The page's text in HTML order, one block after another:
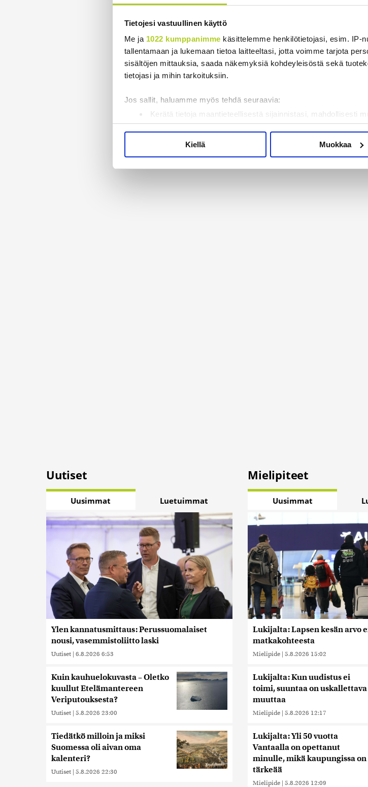
Tietojesi vastuullinen käyttö
Me ja 1022 kumppanimme käsittelemme henkilötietojasi, esim. IP-
tallentamaan ja lukemaan tietoa laitteeltasi, jotta voimme tarjota
sisältöjen mittauksia, saada näkemyksiä kohdeyleisöstä sekä
tietojasi ja mihin tarkoituksiin.
Jos sallit, haluamme myös tehdä seuraavia:
Kerätä tietoja maantieteellisestä sijainnistasi, mahdollisesti
Tunnistaa laitteesi skannaamalla sen ominaispiirteitä
Lue lisää siitä, miten henkilötietojasi käsitellään ja miten voit
Käytämme evästeitä tarjoamamme sisällön ja mainosten
olet antanut heille tai joita on kerätty, kun olet käyttänyt heidän
Kiellä Muokkaa
Uutiset
Uusimmat Luetuimmat
Ylen kannatusmittaus: Perussuomalaiset
nousi, vasemmistoliitto laski
Uutiset | 6.8.2026 6:53
Kuin kauhuelokuvasta – Oletko
kuullut Etelämantereen
Veriputouksesta?
Uutiset | 5.8.2026 23:00
Tiedätkö milloin ja miksi
Suomessa oli aivan oma
kalenteri?
Uutiset | 5.8.2026 22:30
Mielipiteet
Uusimmat
Lukijalta: Lapsen kesän arvo
matkakohteesta
Mielipide | 5.8.2026 15:02
Lukijalta: Kun uudistus ei
toimi, suuntaa on uskallettava
muuttaa
Mielipide | 5.8.2026 12:17
Lukijalta: Yli 50 vuotta
Vantaalla on opettanut
minulle, mikä kaupungissa on
tärkeää
Mielipide | 5.8.2026 12:09